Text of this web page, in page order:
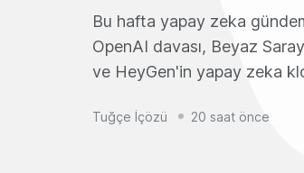
Bu hafta yapay zeka
OpenAI davası, Beyaz
ve HeyGen'in yapay zeka
Tuğçe İçözü 20 saat önce